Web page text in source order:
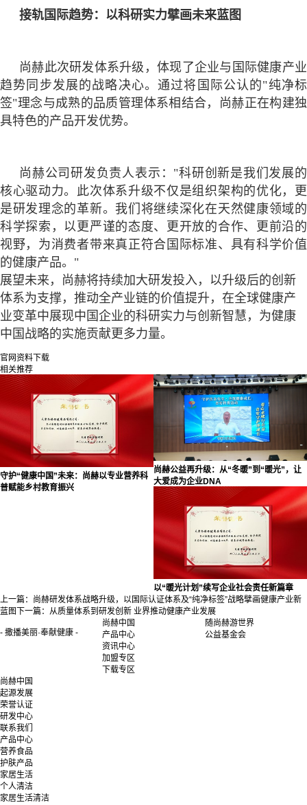
接轨国际趋势：以科研实力擘画未来蓝图
尚赫此次研发体系升级，体现了企业与国际健康产业
趋势同步发展的战略决心。通过将国际公认的"纯净标
签"理念与成熟的品质管理体系相结合，尚赫正在构建独
具特色的产品开发优势。
尚赫公司研发负责人表示： "科研创新是我们发展的
核心驱动力。此次体系升级不仅是组织架构的优化，更
是研发理念的革新。我们将继续深化在天然健康领域的
科学探索，以更严谨的态度、更开放的合作、更前沿的
视野，为消费者带来真正符合国际标准、具有科学价值
的健康产品。"
展望未来，尚赫将持续加大研发投入，以升级后的创新
体系为支撑，推动全产业链的价值提升，在全球健康产
业变革中展现中国企业的科研实力与创新智慧，为健康
中国战略的实施贡献更多力量。
官网资料下载
相关推荐
守护“健康中国”未来：尚赫以专业营养科
普赋能乡村教育振兴
尚赫公益再升级：从“冬暖”到“暖光”，让
大爱成为企业DNA
以“暖光计划”续写企业社会责任新篇章
上一篇： 尚赫研发体系战略升级，以国际认证体系及“纯净标签”战略擘画健康产业新
蓝图 下一篇： 从质量体系到研发创新 业界推动健康产业发展
- 撒播美丽·奉献健康 -
尚赫中国
产品中心
资讯中心
加盟专区
下载专区
随尚赫游世界
公益基金会
尚赫中国
起源发展
荣誉认证
研发中心
联系我们
产品中心
营养食品
护肤产品
家居生活
个人清洁
家居生活清洁